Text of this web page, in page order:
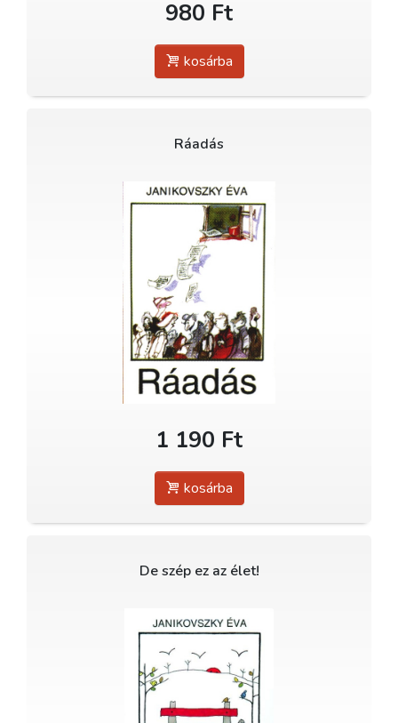
980 Ft
kosárba
Ráadás
1 190 Ft
kosárba
De szép ez az élet!